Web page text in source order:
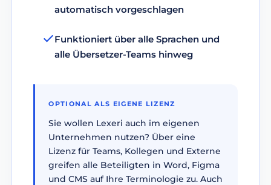
automatisch vorgeschlagen
Funktioniert über alle Sprachen und
alle Übersetzer-Teams hinweg
OPTIONAL ALS EIGENE LIZENZ
Sie wollen Lexeri auch im eigenen
Unternehmen nutzen? Über eine
Lizenz für Teams, Kollegen und Externe
greifen alle Beteiligten in Word, Figma
und CMS auf Ihre Terminologie zu. Auch